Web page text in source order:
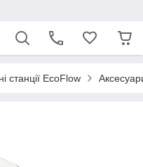
станції EcoFlow